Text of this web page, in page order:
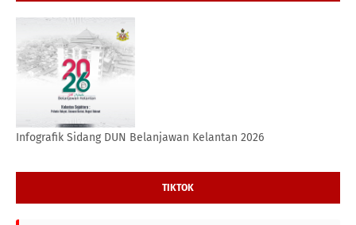
Infografik Sidang DUN Belanjawan Kelantan 2026
TIKTOK